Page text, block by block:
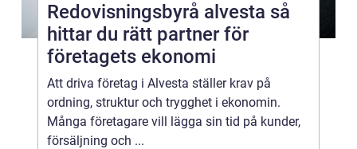
Redovisningsbyrå alvesta så
hittar du rätt partner för
företagets ekonomi
Att driva företag i Alvesta ställer krav på
ordning, struktur och trygghet i ekonomin.
Många företagare vill lägga sin tid på kunder,
försäljning och ...